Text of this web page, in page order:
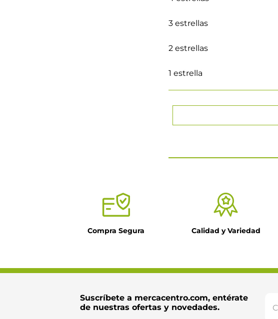
3 estrellas
2 estrellas
1 estrella
Dirección de email
Escribe un comentario
Compra Segura Calidad y Variedad
Suscríbete a mercacentro.com, entérate
de nuestras ofertas y novedades.